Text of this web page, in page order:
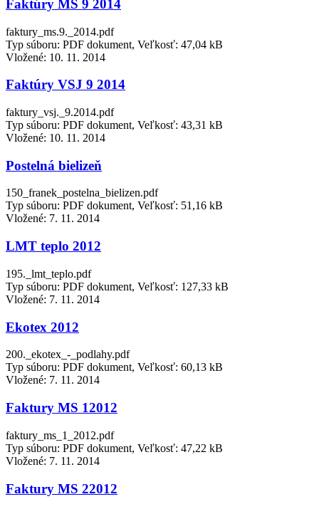
Faktúry MS 9 2014
faktury_ms.9._2014.pdf
Typ súboru: PDF dokument, Veľkosť: 47,04 kB
Vložené: 10. 11. 2014
Faktúry VSJ 9 2014
faktury_vsj._9.2014.pdf
Typ súboru: PDF dokument, Veľkosť: 43,31 kB
Vložené: 10. 11. 2014
Postelná bielizeň
150_franek_postelna_bielizen.pdf
Typ súboru: PDF dokument, Veľkosť: 51,16 kB
Vložené: 7. 11. 2014
LMT teplo 2012
195._lmt_teplo.pdf
Typ súboru: PDF dokument, Veľkosť: 127,33 kB
Vložené: 7. 11. 2014
Ekotex 2012
200._ekotex_-_podlahy.pdf
Typ súboru: PDF dokument, Veľkosť: 60,13 kB
Vložené: 7. 11. 2014
Faktury MS 12012
faktury_ms_1_2012.pdf
Typ súboru: PDF dokument, Veľkosť: 47,22 kB
Vložené: 7. 11. 2014
Faktury MS 22012